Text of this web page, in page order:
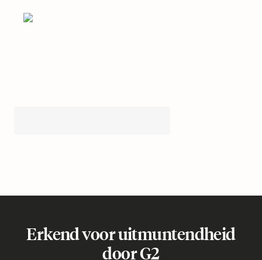
Erkend voor uitmuntendheid
door G2